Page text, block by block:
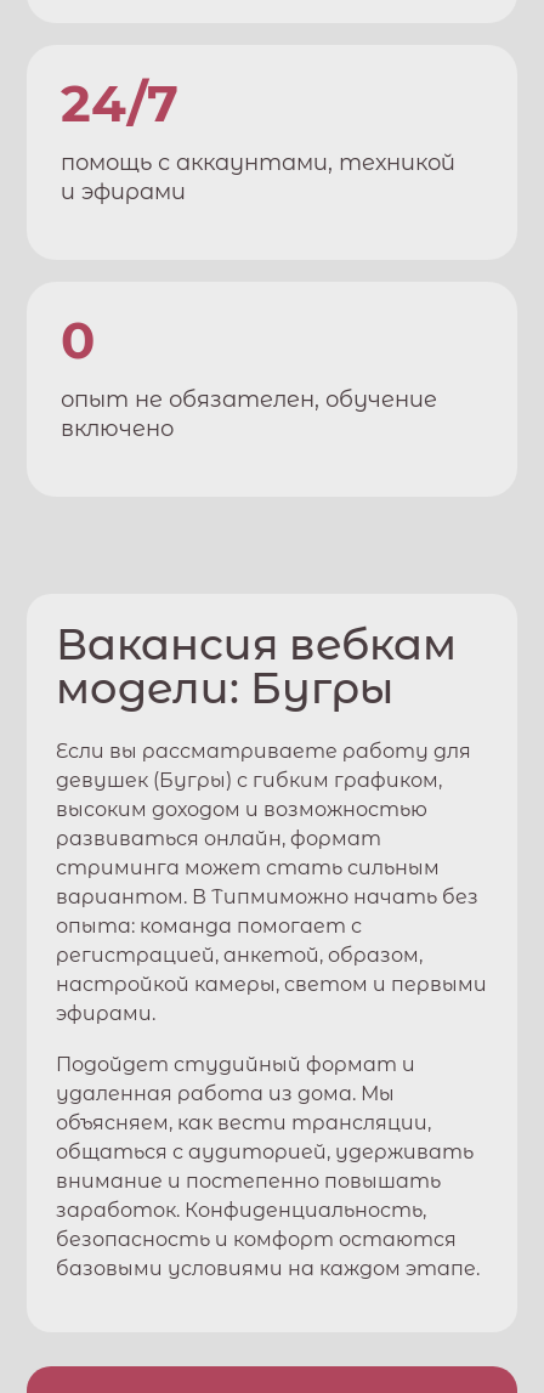
24/7
помощь с аккаунтами, техникой
и эфирами
0
опыт не обязателен, обучение
включено
Вакансия вебкам
модели: Бугры
Если вы рассматриваете работу для
девушек (Бугры) с гибким графиком,
высоким доходом и возможностью
развиваться онлайн, формат
стриминга может стать сильным
вариантом. ВТипмиможно начать без
опыта: команда помогает с
регистрацией, анкетой, образом,
настройкой камеры, светом и первыми
эфирами.
Подойдет студийный формат и
удаленная работа из дома. Мы
объясняем, как вести трансляции,
общаться с аудиторией, удерживать
внимание и постепенно повышать
заработок. Конфиденциальность,
безопасность и комфорт остаются
базовыми условиями на каждом этапе.